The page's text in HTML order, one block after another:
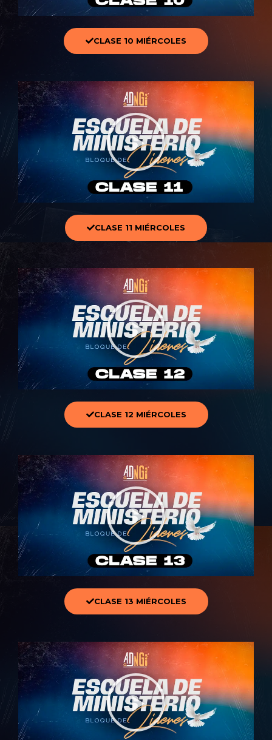
CLASE 10 MIÉRCOLES
CLASE 11 MIÉRCOLES
CLASE 12 MIÉRCOLES
CLASE 13 MIÉRCOLES